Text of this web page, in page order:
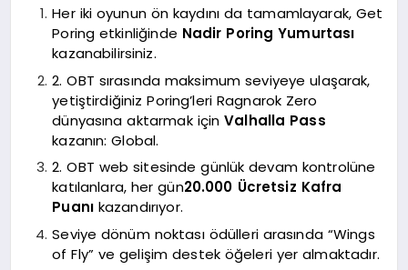
Her iki oyunun ön kaydını da tamamlayarak, Get
Poring etkinliğinde Nadir Poring Yumurtası
kazanabilirsiniz.
2. OBT sırasında maksimum seviyeye ulaşarak,
yetiştirdiğiniz Poring’leri Ragnarok Zero
dünyasına aktarmak içinValhalla Pass
kazanın: Global.
2. OBT web sitesinde günlük devam kontrolüne
katılanlara, her gün20.000 Ücretsiz Kafra
Puanıkazandırıyor.
Seviye dönüm noktası ödülleri arasında “Wings
of Fly” ve gelişim destek öğeleri yer almaktadır.